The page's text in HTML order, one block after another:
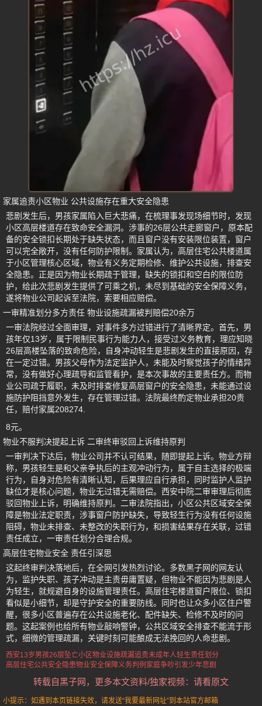
家属追责小区物业 公共设施存在重大安全隐患
悲剧发生后，男孩家属陷入巨大悲痛，在梳理事发现场细节时，发现
小区高层楼道存在致命安全漏洞。涉事的26层公共走廊窗户，原本配
备的安全锁扣长期处于缺失状态，而且窗户没有安装限位装置，窗户
可以完全敞开，没有任何防护限制。家属认为，高层住宅公共楼道属
于小区管理核心区域，物业有义务定期检修、维护公共设施，排查安
全隐患。正是因为物业长期疏于管理，缺失的锁扣和空白的限位防
护，给此次悲剧发生提供了可乘之机，未尽到基础的安全保障义务，
遂将物业公司起诉至法院，索要相应赔偿。
一审精准划分多方责任 物业设施疏漏被判赔偿20余万
一审法院经过全面审理，对事件多方过错进行了清晰界定。首先，男
孩年仅13岁，属于限制民事行为能力人，接受过义务教育，理应知晓
26层高楼坠落的致命危险，自身冲动轻生是悲剧发生的直接原因，存
在一定过错。男孩父母作为法定监护人，未能及时察觉孩子的情绪异
常，没有做好心理疏导和监管看护，是本次事故的主要责任方。而物
业公司疏于履职，未及时排查修复高层窗户的安全隐患，未能通过设
施防护阻挡意外发生，存在管理过错。法院最终酌定物业承担20责
任，赔付家属208274.
8元。
物业不服判决提起上诉 二审终审驳回上诉维持原判
一审判决下达后，物业公司并不认可结果，随即提起上诉。物业方辩
称，男孩轻生是和父亲争执后的主观冲动行为，属于自主选择的极端
行为，自身对危险有清晰认知，后果理应自行承担，同时监护人监护
缺位才是核心问题，物业无过错无需赔偿。西安中院二审审理后彻底
驳回物业上诉，明确维持原判。二审法院指出，小区公共区域安全保
障是物业法定职责，涉事窗户防护缺失，导致轻生行为没有任何设施
阻碍，物业未排查、未整改的失职行为，和损害结果存在关联，过错
责任成立，一审责任划分合理合规。
高层住宅物业安全 责任引深思
这起终审判决落地后，在全网引发热烈讨论。多数黑子网的网友认
为，监护失职、孩子冲动是主责毋庸置疑，但物业不能因为悲剧是人
为轻生，就规避自身的设施管理责任。高层住宅楼道窗户限位、锁扣
看似是小细节，却是守护安全的重要防线。同时也让众多小区住户警
醒，很多小区普遍存在公共设施老化、配件缺失、检修不及时的问
题。这起案例也给所有物业敲响警钟，公共区域安全排查不能流于形
式，细微的管理疏漏，关键时刻可能酿成无法挽回的人命悲剧。
西安13岁男孩26层坠亡小区物业设施疏漏追责未成年人轻生责任划分
高层住宅公共安全隐患物业安全保障义务判例 家庭争吵引发少年悲剧
转载自黑子网，更多本文资料/独家视频：请看原文
小提示：如遇到本页链接失效，请发送“我要最新网址”到本站官方邮箱